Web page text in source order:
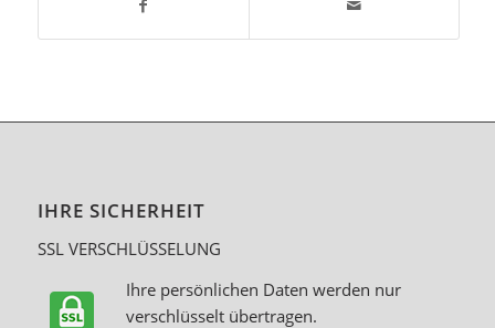
IHRE SICHERHEIT
SSL VERSCHLÜSSELUNG
Ihre persönlichen Daten werden nur
verschlüsselt übertragen.